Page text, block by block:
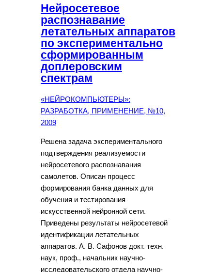
Нейросетевое
распознавание
летательных аппаратов
по экспериментально
сформированным
доплеровским
спектрам
«НЕЙРОКОМПЬЮТЕРЫ»:
РАЗРАБОТКА, ПРИМЕНЕНИЕ, №10,
2009
Решена задача экспериментального
подтверждения реализуемости
нейросетевого распознавания
самолетов. Описан процесс
формирования банка данных для
обучения и тестирования
искусственной нейронной сети.
Приведены результаты нейросетевой
идентификации летательных
аппаратов. А. В. Сафонов докт. техн.
наук, проф., начальник научно-
исследовательского отдела научно-